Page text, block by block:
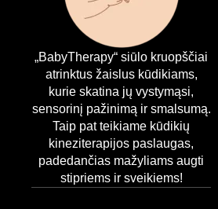
„BabyTherapy“ siūlo kruopščiai
atrinktus žaislus kūdikiams,
kurie skatina jų vystymąsi,
sensorinį pažinimą ir smalsumą.
Taip pat teikiame kūdikių
kineziterapijos paslaugas,
padedančias mažyliams augti
stipriems ir sveikiems!